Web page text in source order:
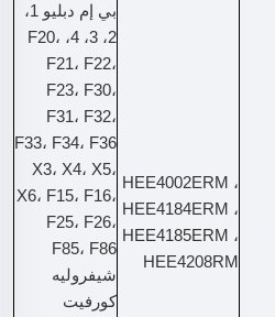
HEE4002ERM ،
HEE4184ERM ،
HEE4185ERM ،
HEE4208RM
بي إم دبليو 1،
2، 3، 4، F20،
F21، F22،
F23، F30،
F31، F32،
F33، F34، F36
X3، X4، X5،
X6، F15، F16،
F25، F26،
F85، F86
شيفروليه
كورفيت